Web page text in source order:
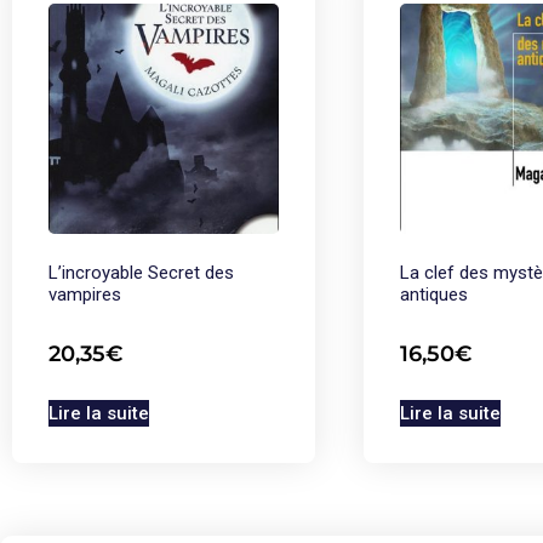
L’incroyable Secret des
vampires
20,35€
Lire la suite
La clef des
antiques
16,50€
Lire la suite